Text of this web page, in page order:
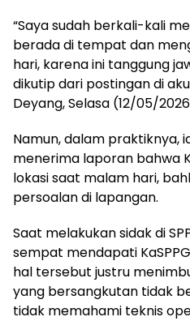
“Saya sudah berkali-kali
berada di tempat dan
hari, karena ini tanggung
dikutip dari postingan di
Deyang, Selasa (12/05/
Namun, dalam praktiknya,
menerima laporan bahwa
lokasi saat malam hari,
persoalan di lapangan.
Saat melakukan sidak di
sempat mendapati
hal tersebut justru
yang bersangkutan tidak
tidak memahami teknis